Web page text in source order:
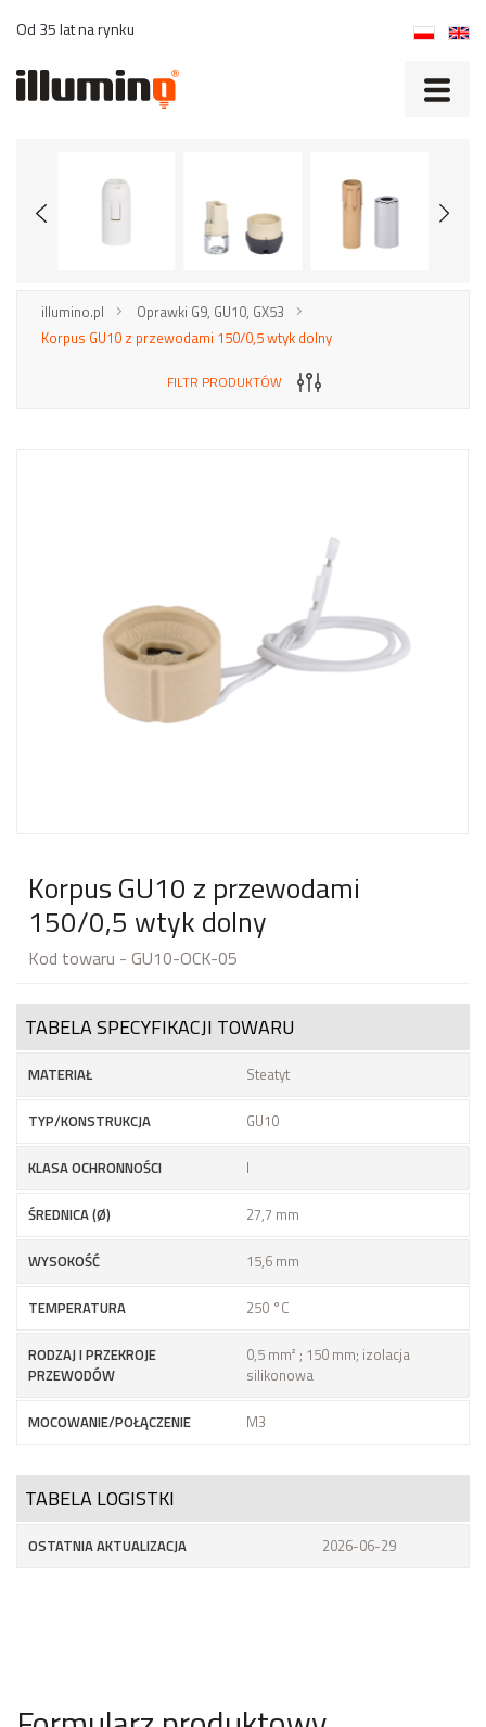
Od 35 lat na rynku
illumino.pl
Oprawki G9, GU10, GX53
Korpus GU10 z przewodami 150/0,5 wtyk dolny
FILTR PRODUKTÓW
Korpus GU10 z przewodami
150/0,5 wtyk dolny
Kod towaru - GU10-OCK-05
TABELA SPECYFIKACJI TOWARU
MATERIAŁ Steatyt
TYP/KONSTRUKCJA GU10
KLASA OCHRONNOŚCI I
ŚREDNICA (Ø) 27,7 mm
WYSOKOŚĆ 15,6 mm
TEMPERATURA 250 °C
RODZAJ I PRZEKROJE
PRZEWODÓW
0,5 mm² ; 150 mm; izolacja
silikonowa
MOCOWANIE/POŁĄCZENIE M3
TABELA LOGISTKI
OSTATNIA AKTUALIZACJA 2026-06-29